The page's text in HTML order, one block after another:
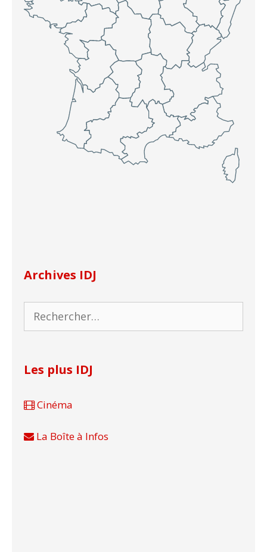
Archives IDJ
Rechercher :
Les plus IDJ
Cinéma
La Boîte à Infos